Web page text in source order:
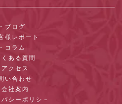
・ブログ
様レポート
・コラム
くある質問
アクセス
い合わせ
会社案内
バシーポリシ－